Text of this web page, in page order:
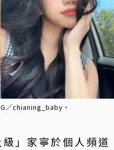
／chianing_baby、
級」家寧於個人頻道